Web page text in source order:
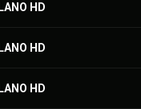
HD
HD
HD